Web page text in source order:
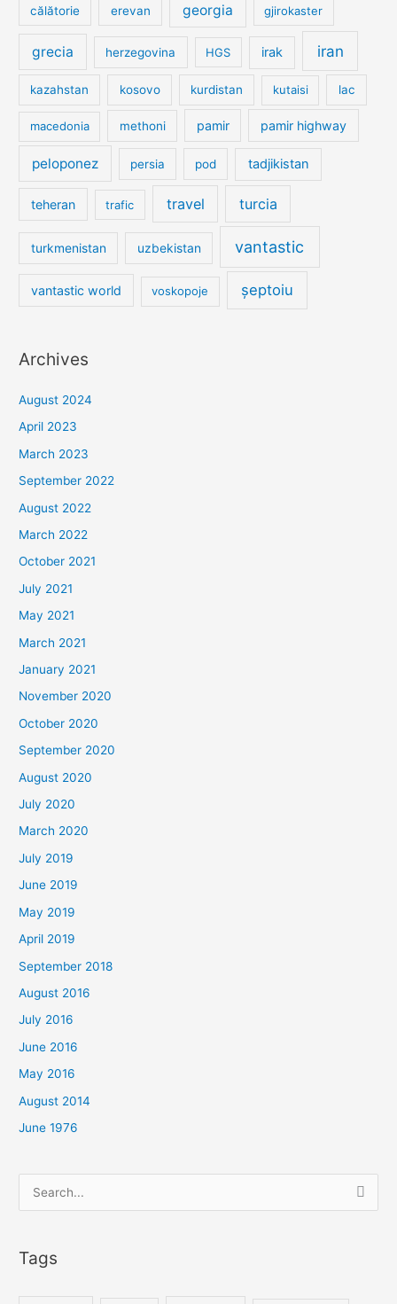
călătorie erevan georgia gjirokaster
grecia herzegovina HGS irak iran
kazahstan kosovo kurdistan kutaisi lac
macedonia methoni pamir pamir highway
peloponez persia pod tadjikistan
teheran trafic travel turcia
turkmenistan uzbekistan vantastic
vantastic world voskopoje șeptoiu
Archives
August 2024
April 2023
March 2023
September 2022
August 2022
March 2022
October 2021
July 2021
May 2021
March 2021
January 2021
November 2020
October 2020
September 2020
August 2020
July 2020
March 2020
July 2019
June 2019
May 2019
April 2019
September 2018
August 2016
July 2016
June 2016
May 2016
August 2014
June 1976
Search
for:
Tags